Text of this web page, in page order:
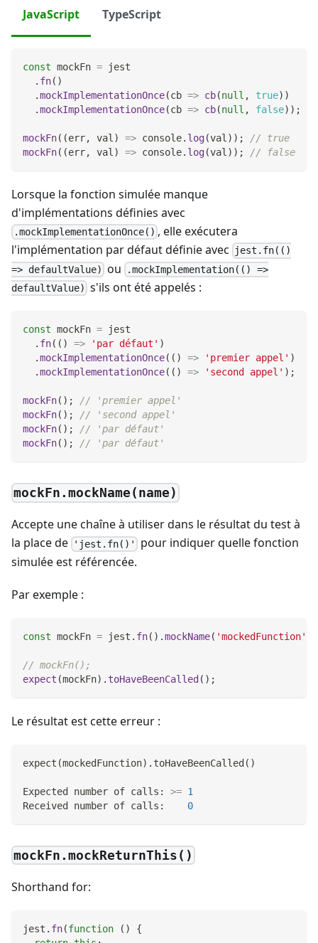
JavaScript TypeScript
const mockFn = jest
. fn( )
.mockImplementationOnce(cb => cb(null , true) )
.mockImplementationOnce(cb => cb(null , false) ) ;
mockFn( (err, val ) => console. log(val ) ) ;
// true
mockFn( (err, val ) => console. log(val ) ) ; // false
Lorsque la fonction simulée manque
d'implémentations définies avec
.mockImplementationOnce() , elle exécutera
l'implémentation par défaut définie avec
jest.fn(()
=> defaultValue) ou .mockImplementation(() =>
defaultValue) s'ils ont été appelés :
const mockFn = jest
. fn( ( ) => 'par défaut' )
.mockImplementationOnce( ( ) => 'premier appel' )
.mockImplementationOnce( ( ) => 'second appel' ) ;
mockFn( ) ;
// 'premier appel'
mockFn( ) ;
// 'second appel'
mockFn( ) ;
// 'par défaut'
mockFn( ) ; // 'par défaut'
mockFn.mockName(name)
Accepte une chaîne à utiliser dans le résultat du test à
la place de
'jest.fn()'
pour indiquer quelle fonction
simulée est référencée.
Par exemple :
const mockFn = jest . fn( ) .mockName( 'mockedFunction'
// mockFn();
expect (mockFn) . toHaveBeenCalled ( ) ;
Le résultat est cette erreur :
expect (mockedFunction) .toHaveBeenCalled ( )
Expected number of calls: >= 1
Received number of calls: 0
mockFn.mockReturnThis()
Shorthand for:
jest . fn(function ( )
{